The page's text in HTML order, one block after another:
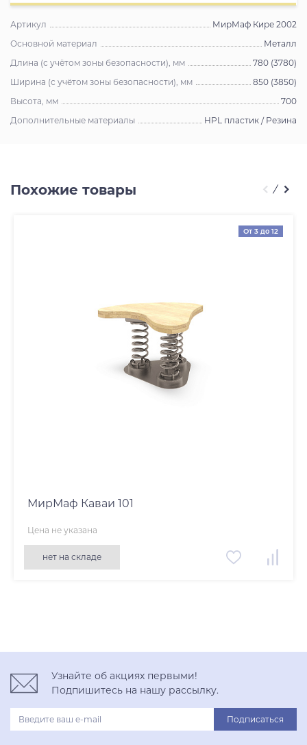
Артикул
МирМаф Кире 2002
Основной материал
Металл
Длина (с учётом зоны безопасности), мм
780 (3780)
Ширина (с учётом зоны безопасности), мм
850 (3850)
Высота, мм
700
Дополнительные материалы
HPL пластик / Резина
Похожие товары
От 3 до 12
МирМаф Каваи 101
Цена не указана
нет на складе
Узнайте об акциях первыми!
Подпишитесь на нашу рассылку.
Подписаться